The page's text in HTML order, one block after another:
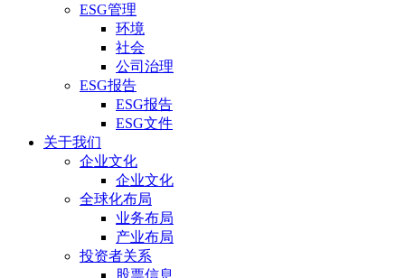
ESG管理
环境
社会
公司治理
ESG报告
ESG报告
ESG文件
关于我们
企业文化
企业文化
全球化布局
业务布局
产业布局
投资者关系
股票信息